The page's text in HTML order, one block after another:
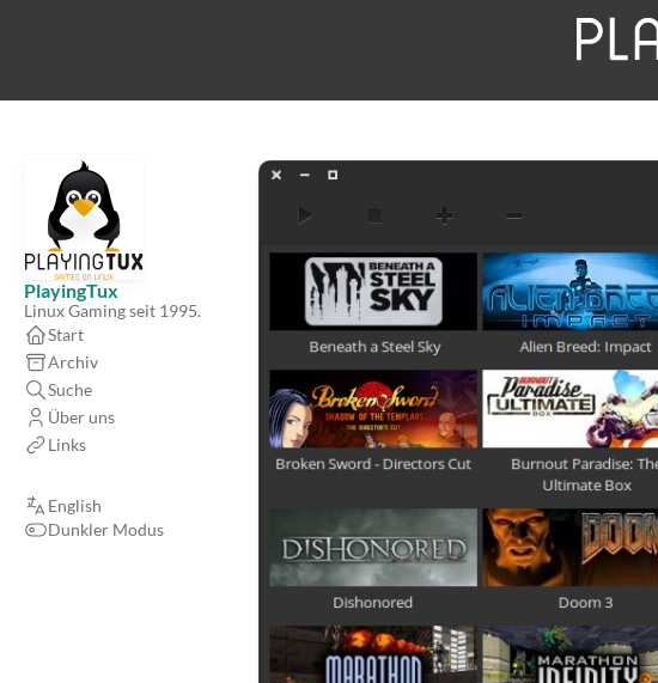
PlayingTux
Linux Gaming seit 1995.
Start
Archiv
Suche
Über uns
Links
English
Dunkler Modus